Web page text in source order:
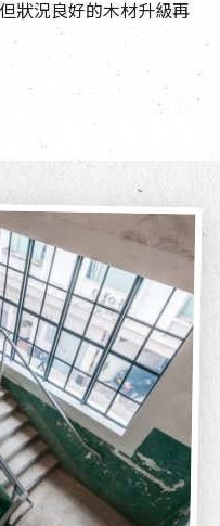
狀況良好的木材升級再